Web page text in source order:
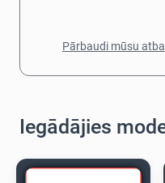
Pārbaudi mūsu
Iegādājies